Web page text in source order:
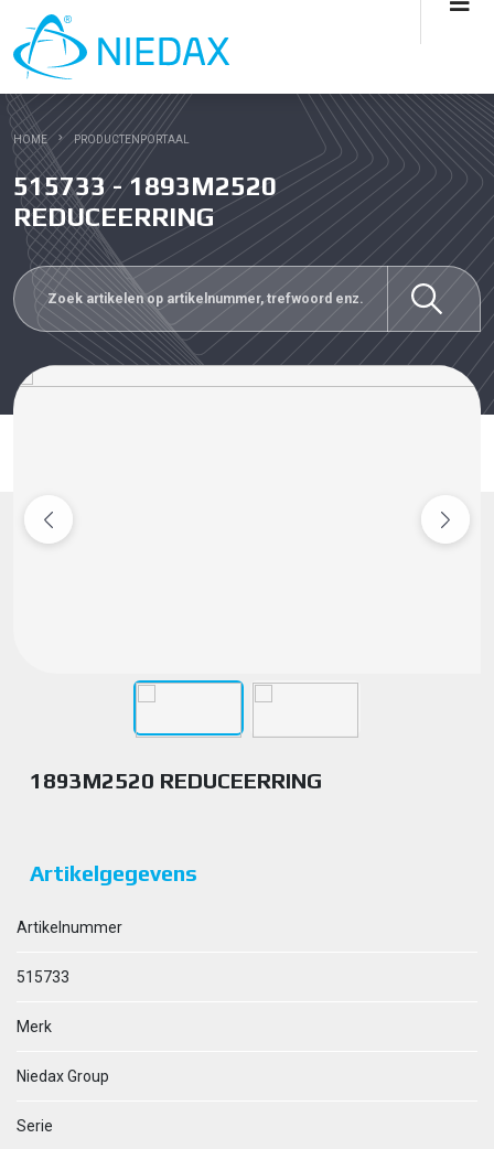
HOME PRODUCTENPORTAAL
515733 - 1893M2520
REDUCEERRING
1893M2520 REDUCEERRING
Artikelgegevens
Artikelnummer
515733
Merk
Niedax Group
Serie